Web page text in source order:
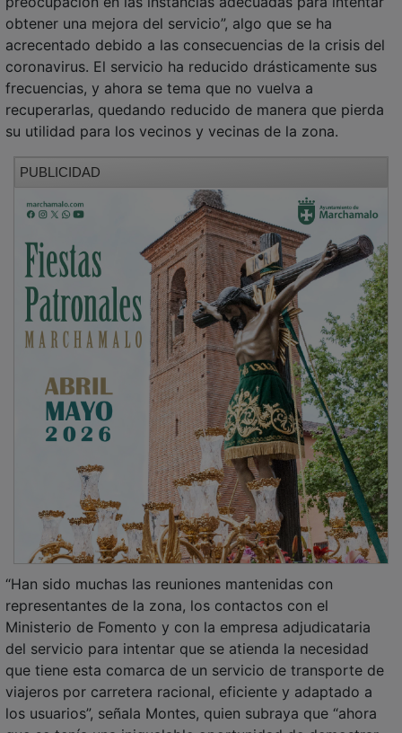
obtener una mejora del servicio”, algo que se ha
acrecentado debido a las consecuencias de la crisis del
coronavirus. El servicio ha reducido drásticamente sus
frecuencias, y ahora se tema que no vuelva a
recuperarlas, quedando reducido de manera que pierda
su utilidad para los vecinos y vecinas de la zona.
representantes de la zona, los contactos con el
Ministerio de Fomento y con la empresa adjudicataria
del servicio para intentar que se atienda la necesidad
que tiene esta comarca de un servicio de transporte de
viajeros por carretera racional, eficiente y adaptado a
los usuarios”, señala Montes, quien subraya que “ahora
que se tenía una inigualable oportunidad de demostrar